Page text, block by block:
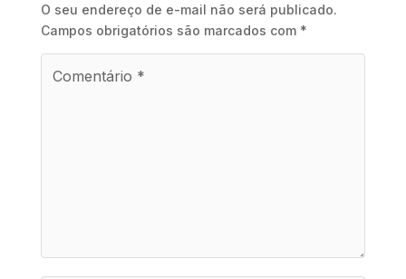
O seu endereço de e-mail não será publicado.
Campos obrigatórios são marcados com *